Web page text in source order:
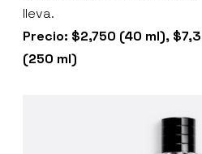
lleva.
Precio: $2,750 (40 ml),
(250 ml)